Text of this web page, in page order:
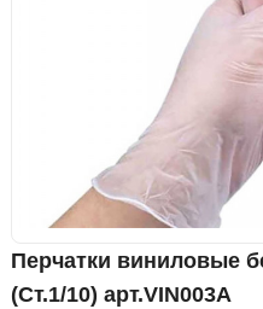
Перчатки виниловые
(Ст.1/10) арт.VIN003A